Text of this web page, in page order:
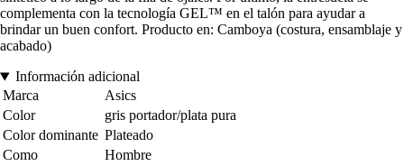
complementa con la tecnología GEL™ en el talón para ayudar a
brindar un buen confort. Producto en: Camboya (costura, ensamblaje y
acabado)
Información adicional
Marca
Asics
Color
gris portador/plata pura
Color dominante Plateado
Como
Hombre